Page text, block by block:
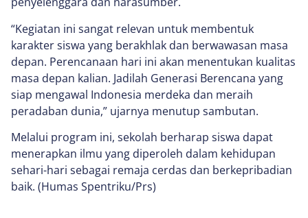
“Kegiatan ini sangat relevan untuk membentuk
karakter siswa yang berakhlak dan berwawasan masa
depan. Perencanaan hari ini akan menentukan kualitas
masa depan kalian. Jadilah Generasi Berencana yang
siap mengawal Indonesia merdeka dan meraih
peradaban dunia,” ujarnya menutup sambutan.
Melalui program ini, sekolah berharap siswa dapat
menerapkan ilmu yang diperoleh dalam kehidupan
sehari-hari sebagai remaja cerdas dan berkepribadian
baik. (Humas Spentriku/Prs)